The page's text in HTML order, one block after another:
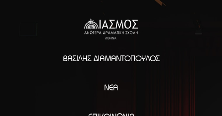
ΒΑΣΊΛΗΣ ΔΙΑΜΑΝΤΌΠΟΥΛΟΣ
ΝΈΑ